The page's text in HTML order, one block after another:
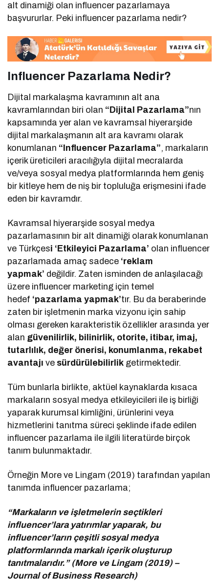
alt dinamiği olan influencer pazarlamaya
başvururlar. Peki influencer pazarlama nedir?
Influencer Pazarlama Nedir?
Dijital markalaşma kavramının alt ana
kavramlarından biri olan “Dijital Pazarlama”nın
kapsamında yer alan ve kavramsal hiyerarşide
dijital markalaşmanın alt ara kavramı olarak
konumlanan “Influencer Pazarlama”, markaların
içerik üreticileri aracılığıyla dijital mecralarda
ve/veya sosyal medya platformlarında hem geniş
bir kitleye hem de niş bir topluluğa erişmesini ifade
eden bir kavramdır.
Kavramsal hiyerarşide sosyal medya
pazarlamasının bir alt dinamiği olarak konumlanan
ve Türkçesi ‘Etkileyici Pazarlama’ olan influencer
pazarlamada amaç sadece ‘reklam
yapmak’ değildir. Zaten isminden de anlaşılacağı
üzere influencer marketing için temel
hedef ‘pazarlama yapmak’tır. Bu da beraberinde
zaten bir işletmenin marka vizyonu için sahip
olması gereken karakteristik özellikler arasında yer
alan güvenilirlik, bilinirlik, otorite, itibar, imaj,
tutarlılık, değer önerisi, konumlanma, rekabet
avantajı ve sürdürülebilirlik getirmektedir.
Tüm bunlarla birlikte, aktüel kaynaklarda kısaca
markaların sosyal medya etkileyicileri ile iş birliği
yaparak kurumsal kimliğini, ürünlerini veya
hizmetlerini tanıtma süreci şeklinde ifade edilen
influencer pazarlama ile ilgili literatürde birçok
tanım bulunmaktadır.
Örneğin More ve Lingam (2019) tarafından yapılan
tanımda influencer pazarlama;
“Markaların ve işletmelerin seçtikleri
influencer’lara yatırımlar yaparak, bu
influencer’ların çeşitli sosyal medya
platformlarında markalı içerik oluşturup
tanıtmalarıdır.” (More ve Lingam (2019) –
Journal of Business Research)